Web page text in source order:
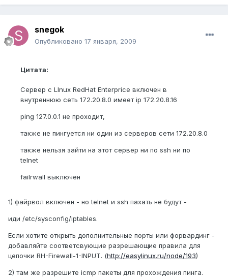
snegok
Опубликовано 17 января, 2009
Цитата:
Сервер c LInux RedHat Enterprice включен в
внутреннюю сеть 172.20.8.0 имеет ip 172.20.8.16
ping 127.0.0.1 не проходит,
также не пингуется ни один из серверов сети 172.20.8.0
также нельзя зайти на этот сервер ни по ssh ни по
telnet
failrwall выключен
1) файрвол включен - но telnet и ssh пахать не будут -
иди /etc/sysconfig/iptables.
Если хотите открыть дополнительные порты или форвардинг -
добавляйте соответсвующие разрешающие правила для
цепочки RH-Firewall-1-INPUT. (http://easylinux.ru/node/193)
2) там же разрешите icmp пакеты для прохождения пинга.